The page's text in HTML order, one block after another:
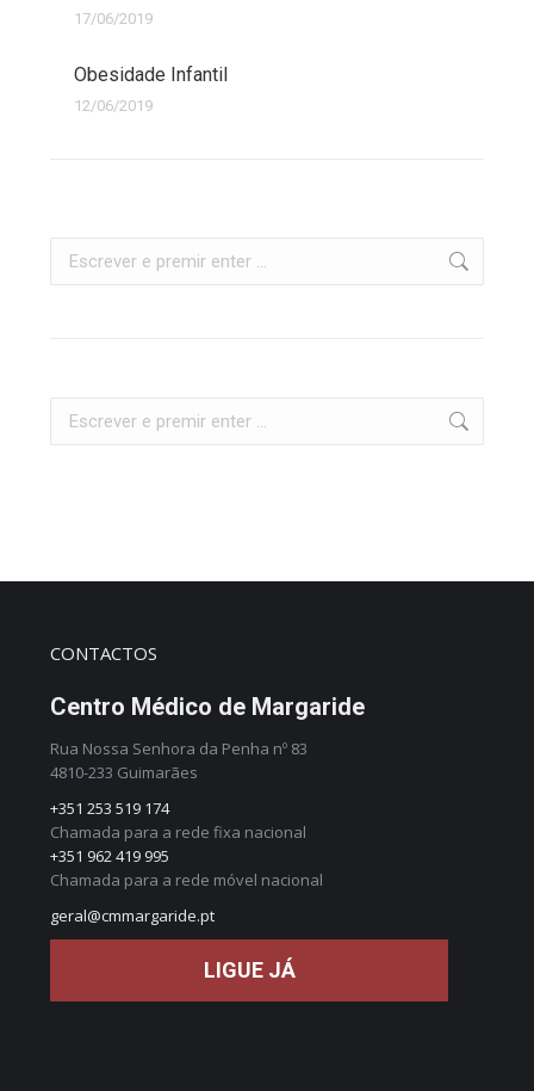
17/06/2019
Obesidade Infantil
12/06/2019
CONTACTOS
Centro Médico de Margaride
Rua Nossa Senhora da Penha nº 83
4810-233 Guimarães
+351 253 519 174
Chamada para a rede fixa nacional
+351 962 419 995
Chamada para a rede móvel nacional
geral@cmmargaride.pt
LIGUE JÁ